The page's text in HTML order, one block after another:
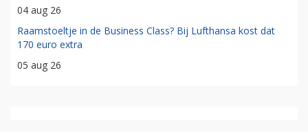
04 aug 26
Raamstoeltje in de Business Class? Bij Lufthansa kost dat
170 euro extra
05 aug 26